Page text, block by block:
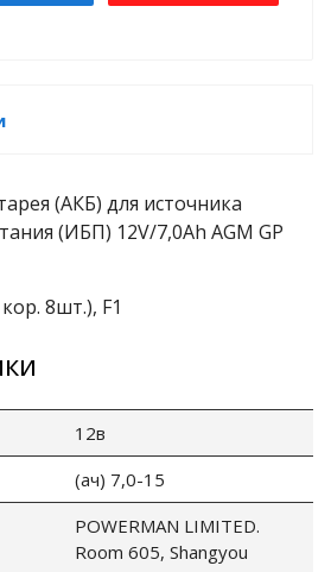
(АКБ) для источника
(ИБП) 12V/7,0Ah AGM GP
8шт.), F1
12в
(ач) 7,0-15
POWERMAN LIMITED.
Room 605, Shangyou